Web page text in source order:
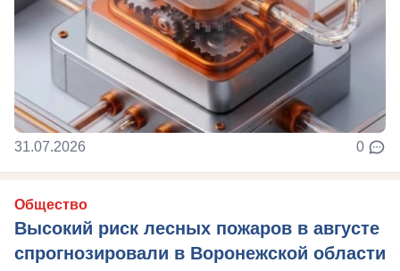
31.07.2026 0
Общество
Высокий риск лесных пожаров в августе
спрогнозировали в Воронежской области